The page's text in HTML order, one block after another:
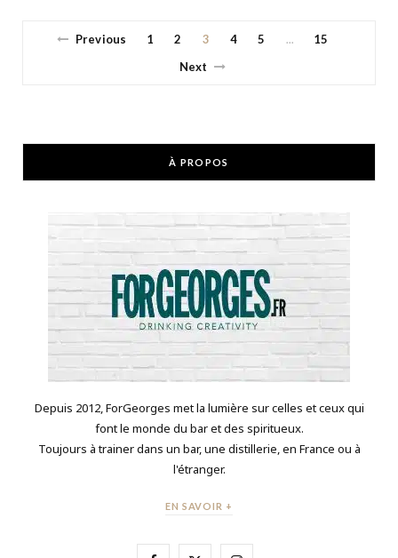
Previous 1 2 3 4 5 …
15
Next
À PROPOS
Depuis 2012, ForGeorges met la lumière sur celles et ceux qui
font le monde du bar et des spiritueux.
Toujours à trainer dans un bar, une distillerie, en France ou à
l'étranger.
EN SAVOIR +